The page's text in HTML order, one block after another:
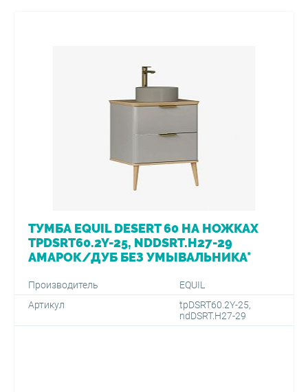
ТУМБА EQUIL DESERT 60 НА НОЖКАХ
TPDSRT60.2Y-25, NDDSRT.H27-29
АМАРОК/ДУБ БЕЗ УМЫВАЛЬНИКА*
Производитель
EQUIL
Артикул
tpDSRT60.2Y-25,
ndDSRT.H27-29